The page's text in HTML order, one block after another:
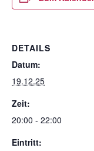
DETAILS
Datum:
19.12.25
Zeit:
20:00 - 22:00
Eintritt: